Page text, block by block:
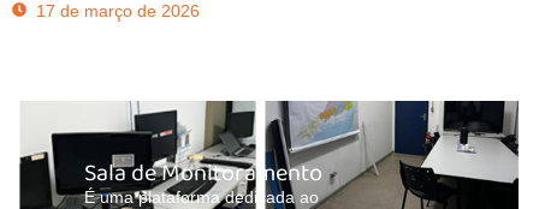
17 de março de 2026
Sala de Monitoramento
É uma plataforma dedicada ao